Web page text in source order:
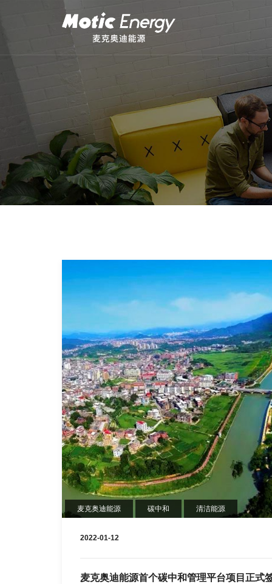
麦克奥迪能源 碳中和 清洁能源
2022-01-12
麦克奥迪能源首个碳中和管理平台项目正式